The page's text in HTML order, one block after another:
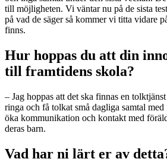
till möjligheten. Vi väntar nu på de sista
på vad de säger så kommer vi titta vidare
finns.
Hur hoppas du att din
till framtidens skola?
– Jag hoppas att det ska finnas en
ringa och få tolkat små dagliga samtal
öka kommunikation och kontakt med
deras barn.
Vad har ni lärt er av